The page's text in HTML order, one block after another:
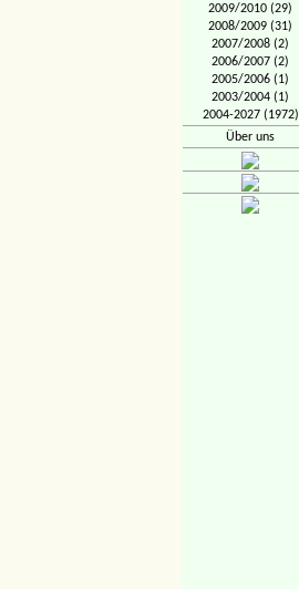
2009/2010 (29)
2008/2009 (31)
2007/2008 (2)
2006/2007 (2)
2005/2006 (1)
2003/2004 (1)
2004-2027 (1972)
Über uns